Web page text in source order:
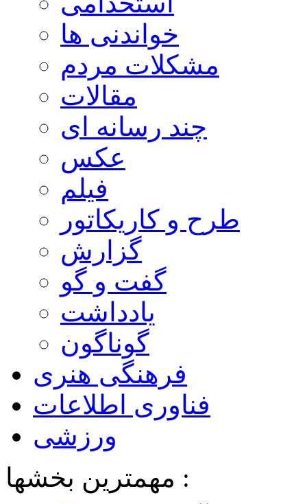
خواندنی ها
مشکلات مردم
مقالات
چند رسانه ای
عکس
فیلم
طرح و کاریکاتور
گزارش
گفت و گو
یادداشت
گوناگون
فرهنگی هنری
فناوری اطلاعات
ورزشی
مهمترین بخشها :